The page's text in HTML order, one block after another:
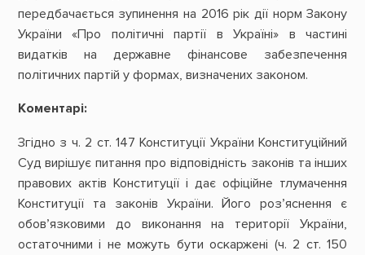
передбачається зупинення на 2016 рік дії норм Закону
України «Про політичні партії в Україні» в частині
видатків на державне фінансове забезпечення
політичних партій у формах, визначених законом.
Коментарі:
Згідно з ч. 2 ст. 147 Конституції України Конституційний
Суд вирішує питання про відповідність законів та інших
правових актів Конституції і дає офіційне тлумачення
Конституції та законів України. Його роз’яснення є
обов’язковими до виконання на території України,
остаточними і не можуть бути оскаржені (ч. 2 ст. 150